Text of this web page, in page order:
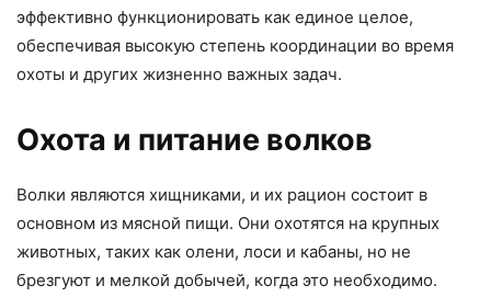
эффективно функционировать как единое целое,
обеспечивая высокую степень координации во время
охоты и других жизненно важных задач.
Охота и питание волков
Волки являются хищниками, и их рацион состоит в
основном из мясной пищи. Они охотятся на крупных
животных, таких как олени, лоси и кабаны, но не
брезгуют и мелкой добычей, когда это необходимо.